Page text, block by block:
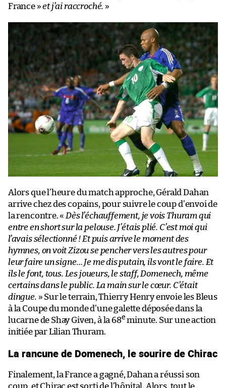
France »et j’ai raccroché. »
Alors que l’heure du match approche, Gérald Dahan
arrive chez des copains, pour suivre le coup d’envoi de
la rencontre. « Dès l’échauffement, je vois Thuram qui
entre en short sur la pelouse. J’étais plié. C’est moi qui
l’avais sélectionné ! Et puis arrive le moment des
hymnes, on voit Zizou se pencher vers les autres pour
leur faire un signe… Je me dis putain, ils vont le faire. Et
ils le font, tous. Les joueurs, le staff, Domenech, même
certains dans le public. La main sur le cœur. C’était
dingue. » Sur le terrain, Thierry Henry envoie les Bleus
à la Coupe du monde d’une galette déposée dans la
lucarne de Shay Given, à la 68e minute. Sur une action
initiée par Lilian Thuram.
La rancune de Domenech, le sourire de Chirac
Finalement, la France a gagné, Dahan a réussi son
coup, et Chirac est sorti de l’hôpital. Alors, tout le